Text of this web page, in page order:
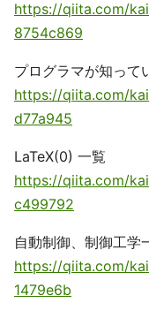
https://qiita.com/
8754c869
プログラマが知って
https://qiita.com/
d77a945
LaTeX(0) 一覧
https://qiita.com/
c499792
自動制御、制御工学
https://qiita.com/
1479e6b